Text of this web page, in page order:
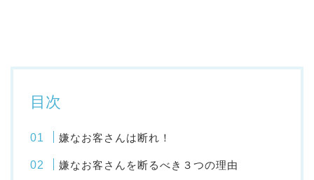
目次
嫌なお客さんは断れ！
嫌なお客さんを断るべき３つの理由